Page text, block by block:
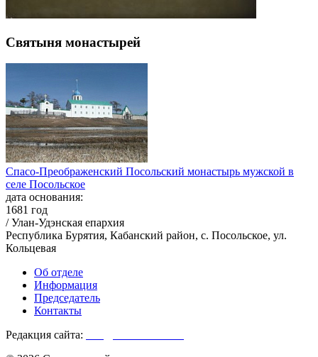
Святыня монастырей
Спасо-Преображенский Посольский монастырь мужской в
селе Посольское
дата основания:
1681 год
/ Улан-Удэнская епархия
Республика Бурятия, Кабанский район, с. Посольское, ул.
Кольцевая
Об отделе
Информация
Председатель
Контакты
Редакция сайта: